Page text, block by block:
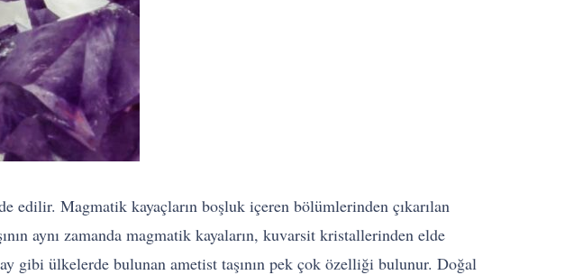
edilir. Magmatik kayaçların boşluk içeren bölümlerinden çıkarılan
aynı zamanda magmatik kayaların, kuvarsit kristallerinden elde
gibi ülkelerde bulunan ametist taşının pek çok özelliği bulunur. Doğal